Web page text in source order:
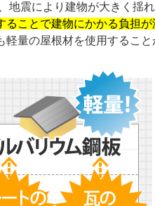
地震により建物が大きく揺
ることで建物にかかる負担が
軽量の屋根材を使用すること